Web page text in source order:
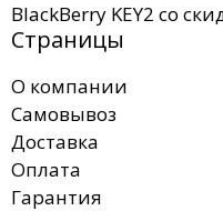
BlackBerry KEY2 со
Страницы
О компании
Самовывоз
Доставка
Оплата
Гарантия